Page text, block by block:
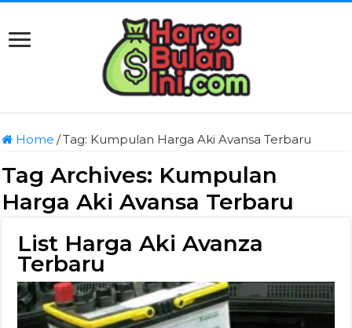
Home /Tag: Kumpulan Harga Aki Avansa Terbaru
Tag Archives: Kumpulan
Harga Aki Avansa Terbaru
List Harga Aki Avanza
Terbaru